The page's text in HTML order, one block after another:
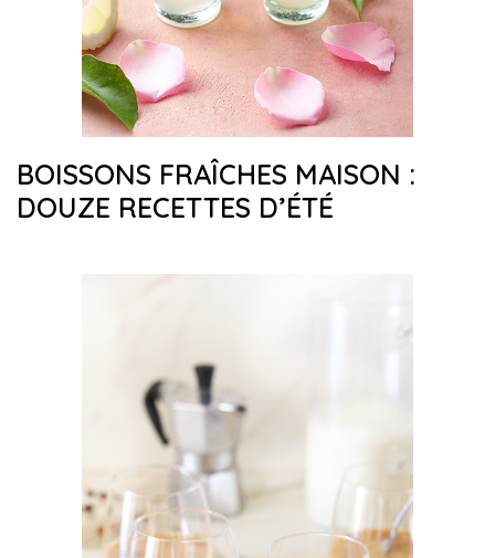
BOISSONS FRAÎCHES MAISON :
DOUZE RECETTES D’ÉTÉ